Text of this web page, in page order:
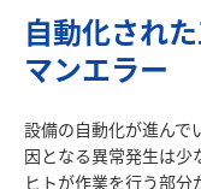
自動化され
マンエラー
設備の自動化が進んで
因となる異常発生は少
ヒトが作業を行う部分